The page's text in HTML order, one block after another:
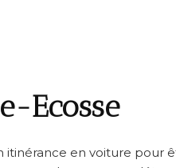
Ecosse
en voiture pour